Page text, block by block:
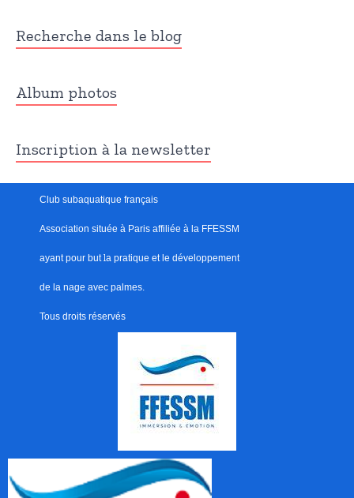
Recherche dans le blog
Album photos
Inscription à la newsletter
Club subaquatique français
Association située à Paris affiliée à la FFESSM
ayant pour but la pratique et le développement
de la nage avec palmes.
Tous droits réservés